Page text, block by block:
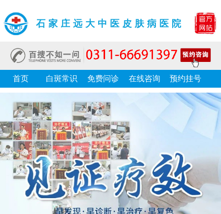
石家庄远大中医皮肤病医院
首页 白斑常识 免费问诊 在线咨询 预约挂号